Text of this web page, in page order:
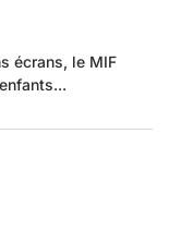
écrans, le MIF